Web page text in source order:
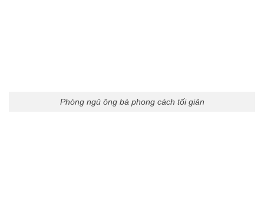
Phòng ngủ ông bà phong cách tối giản